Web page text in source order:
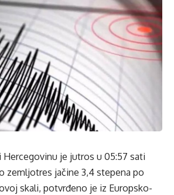
Hercegovinu je jutros u 05:57 sati
zemljotres jačine 3,4 stepena po
skali, potvrđeno je iz Europsko-